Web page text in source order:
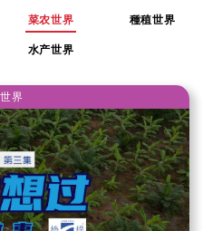
菜农世界 種稙世界
水产世界
界